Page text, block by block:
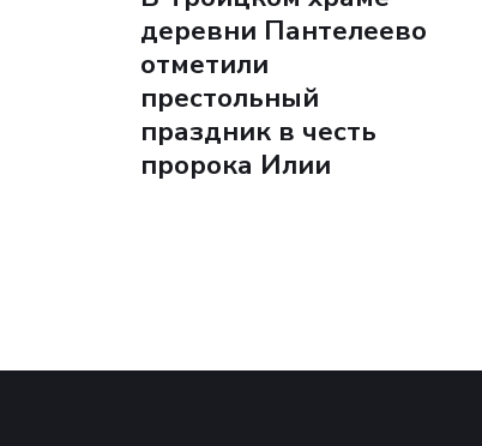
деревни Пантелеево
отметили
престольный
праздник в честь
пророка Илии